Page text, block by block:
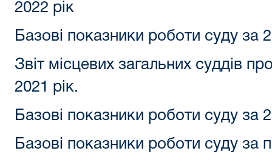
2022 рік
Базові показники роботи суду за
Звіт місцевих загальних суддів
2021 рік.
Базові показники роботи суду за
Базові показники роботи суду за